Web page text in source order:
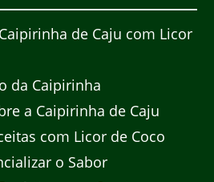
de Caju com Licor
da Caipirinha
a Caipirinha de Caju
com Licor de Coco
o Sabor